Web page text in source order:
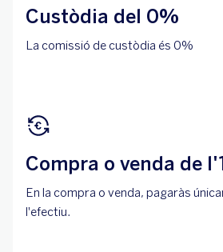
Custòdia del 0%
La comissió de custòdia és 0%
Compra o venda de
En la compra o venda, pagaràs
l'efectiu.